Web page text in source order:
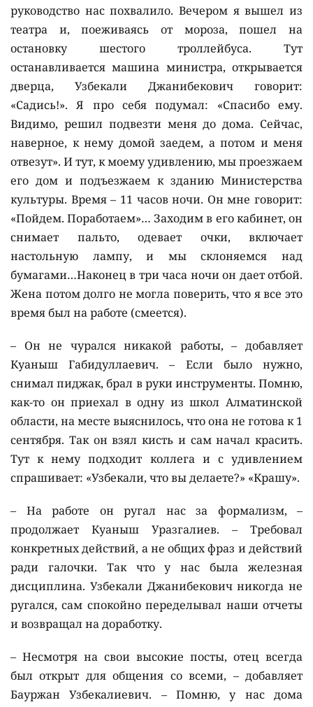
руководство нас похвалило. Вечером я вышел из
театра и, поеживаясь от мороза, пошел на
остановку шестого троллейбуса. Тут
останавливается машина министра, открывается
дверца, Узбекали Джанибекович говорит:
«Садись!». Я про себя подумал: «Спасибо ему.
Видимо, решил подвезти меня до дома. Сейчас,
наверное, к нему домой заедем, а потом и меня
отвезут». И тут, к моему удивлению, мы проезжаем
его дом и подъезжаем к зданию Министерства
культуры. Время – 11 часов ночи. Он мне говорит:
«Пойдем. Поработаем»… Заходим в его кабинет, он
снимает пальто, одевает очки, включает
настольную лампу, и мы склоняемся над
бумагами…Наконец в три часа ночи он дает отбой.
Жена потом долго не могла поверить, что я все это
время был на работе (смеется).
– Он не чурался никакой работы, – добавляет
Куаныш Габидуллаевич. – Если было нужно,
снимал пиджак, брал в руки инструменты. Помню,
как-то он приехал в одну из школ Алматинской
области, на месте выяснилось, что она не готова к 1
сентября. Так он взял кисть и сам начал красить.
Тут к нему подходит коллега и с удивлением
спрашивает: «Узбекали, что вы делаете?» «Крашу».
– На работе он ругал нас за формализм, –
продолжает Куаныш Уразгалиев. – Требовал
конкретных действий, а не общих фраз и действий
ради галочки. Так что у нас была железная
дисциплина. Узбекали Джанибекович никогда не
ругался, сам спокойно переделывал наши отчеты
и возвращал на доработку.
– Несмотря на свои высокие посты, отец всегда
был открыт для общения со всеми, – добавляет
Бауржан Узбекалиевич. – Помню, у нас дома